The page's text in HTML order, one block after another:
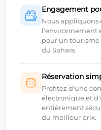
Engagement
Nous appliquons
l'environnement
pour un
du Sahara.
Réservation
Profitez d'une
électronique et
entièrement
du meilleur prix.